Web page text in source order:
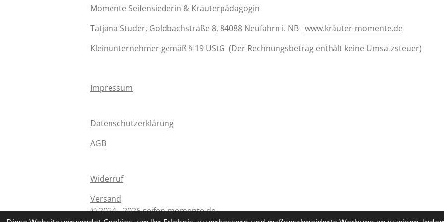
Momente Seifensiederin & Kräuterpädagogin
Tatjana Studer, Goldbachstraße 8, 84088 Neufahrn i. NB www.kräuter-momente.de
Kleinunternehmer gemäß § 19 UStG (Der Rechnungsbetrag enthält keine Umsatzsteuer)
Impressum
Datenschutzerklärung
AGB
Widerruf
Versand
© 2024 - 2026 seifen-momente.de